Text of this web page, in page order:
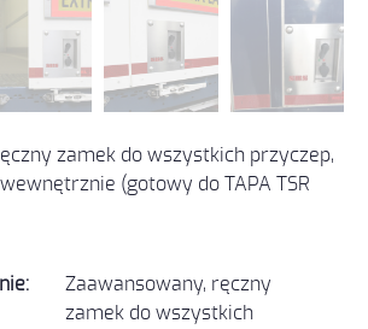
zamek do wszystkich przyczep,
(gotowy do TAPA TSR
Zaawansowany, ręczny
zamek do wszystkich